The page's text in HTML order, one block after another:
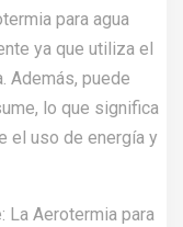
para agua
ya que utiliza el
Además, puede
lo que significa
el uso de energía y
La Aerotermia para